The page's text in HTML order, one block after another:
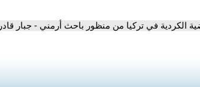
الكردية في تركيا من منظور باحث أرمني - جبار قادر